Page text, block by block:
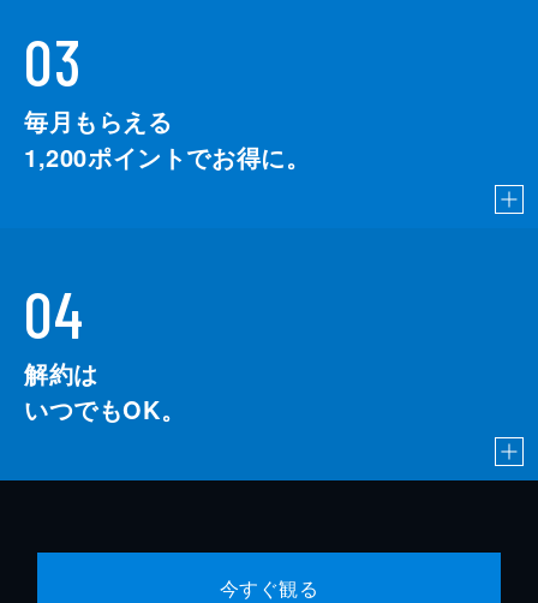
03
毎月もらえる
1,200ポイントでお得に。
04
解約は
いつでもOK。
今すぐ観る